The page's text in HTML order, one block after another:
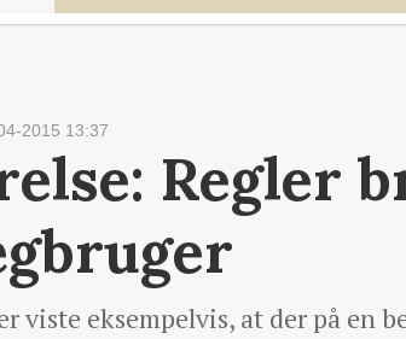
2015 13:37
Regler
viste eksempelvis, at der på en